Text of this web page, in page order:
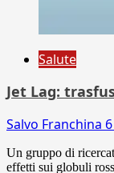
Salute
Jet Lag:
Salvo Franchina
Un gruppo di
effetti sui globuli